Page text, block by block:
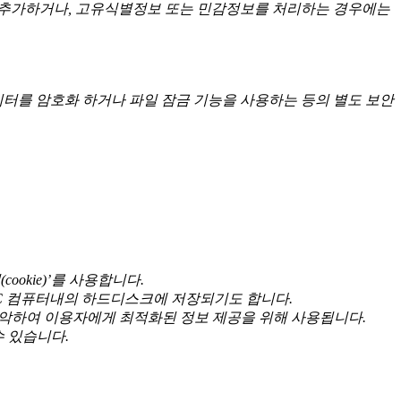
가하거나, 고유식별정보 또는 민감정보를 처리하는 경우에는
를 암호화 하거나 파일 잠금 기능을 사용하는 등의 별도 보안
를 사용합니다.
퓨터내의 하드디스크에 저장되기도 합니다.
하여 이용자에게 최적화된 정보 제공을 위해 사용됩니다.
있습니다.